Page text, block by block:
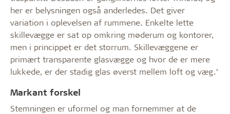
her er belysningen også anderledes. Det giver
variation i oplevelsen af rummene. Enkelte lette
skillevægge er sat op omkring møderum og kontorer,
men i princippet er det storrum. Skillevæggene er
primært transparente glasvægge og hvor de er mere
lukkede, er der stadig glas øverst mellem loft og væg.’
Markant forskel
Stemningen er uformel og man fornemmer at de